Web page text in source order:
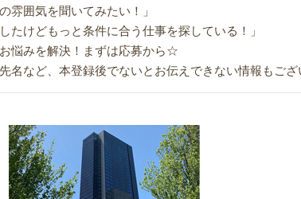
の雰囲気を聞いてみたい！」
したけどもっと条件に合う仕事を探している！」
悩みを解決！まずは応募から☆
名など、本登録後でないとお伝えできない情報もござ